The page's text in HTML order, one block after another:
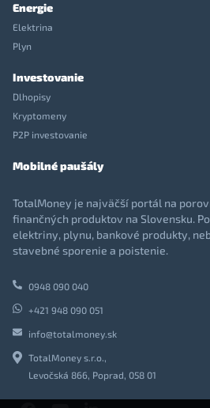
Energie
Elektrina
Plyn
Investovanie
Dlhopisy
Kryptomeny
P2P investovanie
Mobilné paušály
TotalMoney je najväčší portál na
finančných produktov na Slovensku.
elektriny, plynu, bankové produkty,
stavebné sporenie a poistenie.
0948 090 040
+421 948 090 051
info@totalmoney.sk
TotalMoney s.r.o.,
Levočská 866, Poprad, 058 01